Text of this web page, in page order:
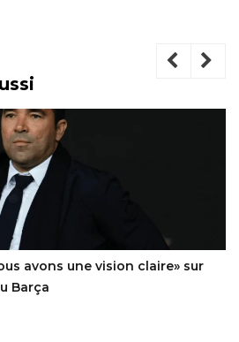
avons une vision claire» sur
Barça